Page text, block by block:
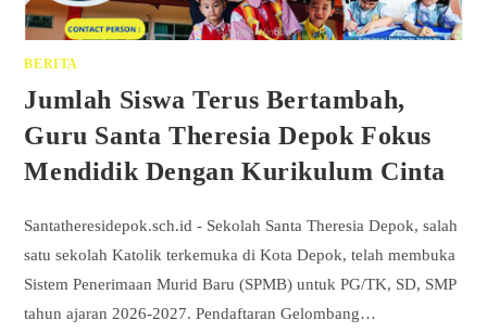
BERITA
Jumlah Siswa Terus Bertambah,
Guru Santa Theresia Depok Fokus
Mendidik Dengan Kurikulum Cinta
Santatheresidepok.sch.id - Sekolah Santa Theresia Depok, salah
satu sekolah Katolik terkemuka di Kota Depok, telah membuka
Sistem Penerimaan Murid Baru (SPMB) untuk PG/TK, SD, SMP
tahun ajaran 2026-2027. Pendaftaran Gelombang…